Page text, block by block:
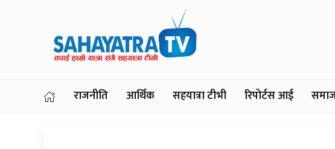
राजनीति आर्थिक सहयात्रा टीभी रिपोर्टस आई